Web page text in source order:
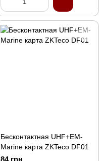
Бесконтактная UHF+EM-
Marine карта ZKTeco DF01
84 грн